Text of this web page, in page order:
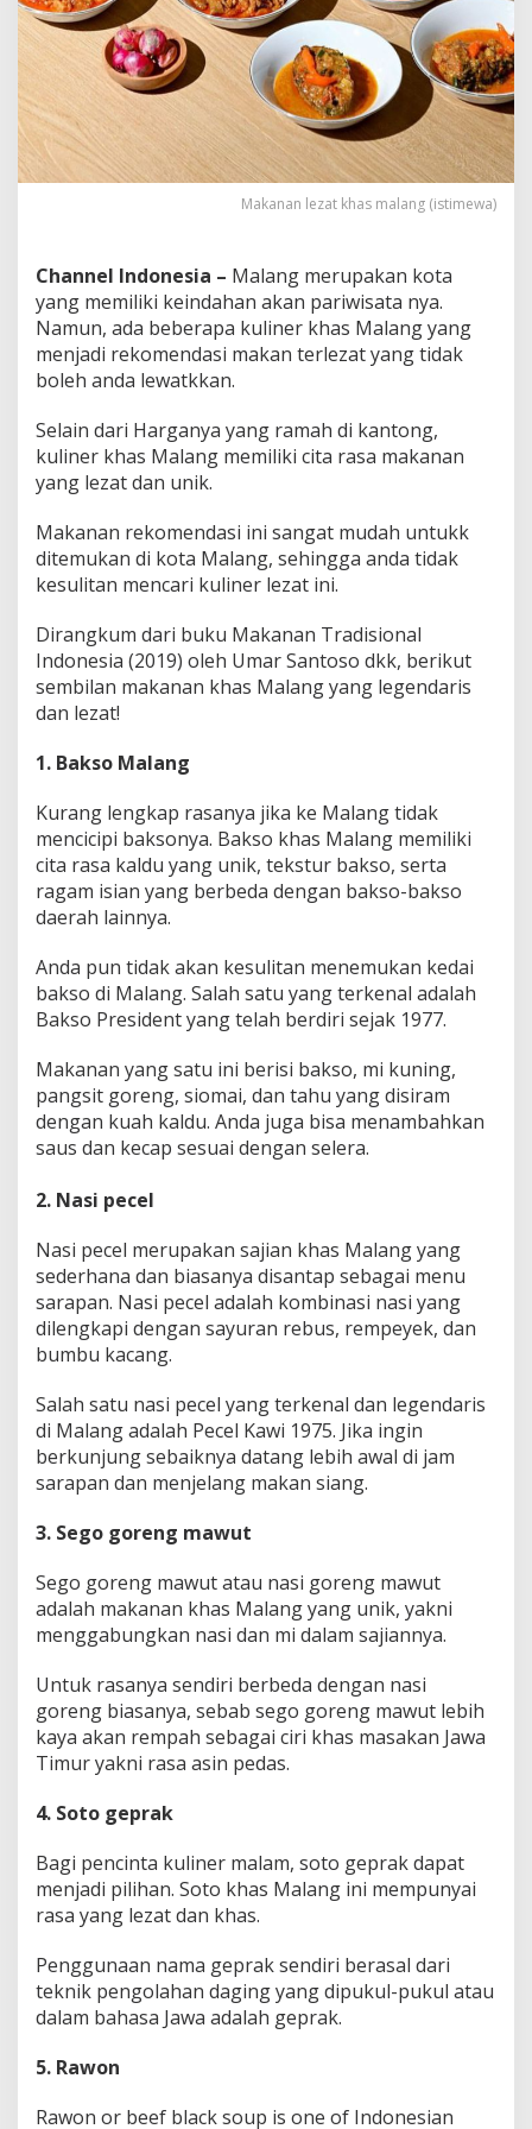
Makanan lezat khas malang (istimewa)
Channel Indonesia – Malang merupakan kota
yang memiliki keindahan akan pariwisata nya.
Namun, ada beberapa kuliner khas Malang yang
menjadi rekomendasi makan terlezat yang tidak
boleh anda lewatkkan.
Selain dari Harganya yang ramah di kantong,
kuliner khas Malang memiliki cita rasa makanan
yang lezat dan unik.
Makanan rekomendasi ini sangat mudah untukk
ditemukan di kota Malang, sehingga anda tidak
kesulitan mencari kuliner lezat ini.
Dirangkum dari buku Makanan Tradisional
Indonesia (2019) oleh Umar Santoso dkk, berikut
sembilan makanan khas Malang yang legendaris
dan lezat!
1. Bakso Malang
Kurang lengkap rasanya jika ke Malang tidak
mencicipi baksonya. Bakso khas Malang memiliki
cita rasa kaldu yang unik, tekstur bakso, serta
ragam isian yang berbeda dengan bakso-bakso
daerah lainnya.
Anda pun tidak akan kesulitan menemukan kedai
bakso di Malang. Salah satu yang terkenal adalah
Bakso President yang telah berdiri sejak 1977.
Makanan yang satu ini berisi bakso, mi kuning,
pangsit goreng, siomai, dan tahu yang disiram
dengan kuah kaldu. Anda juga bisa menambahkan
saus dan kecap sesuai dengan selera.
2. Nasi pecel
Nasi pecel merupakan sajian khas Malang yang
sederhana dan biasanya disantap sebagai menu
sarapan. Nasi pecel adalah kombinasi nasi yang
dilengkapi dengan sayuran rebus, rempeyek, dan
bumbu kacang.
Salah satu nasi pecel yang terkenal dan legendaris
di Malang adalah Pecel Kawi 1975. Jika ingin
berkunjung sebaiknya datang lebih awal di jam
sarapan dan menjelang makan siang.
3. Sego goreng mawut
Sego goreng mawut atau nasi goreng mawut
adalah makanan khas Malang yang unik, yakni
menggabungkan nasi dan mi dalam sajiannya.
Untuk rasanya sendiri berbeda dengan nasi
goreng biasanya, sebab sego goreng mawut lebih
kaya akan rempah sebagai ciri khas masakan Jawa
Timur yakni rasa asin pedas.
4. Soto geprak
Bagi pencinta kuliner malam, soto geprak dapat
menjadi pilihan. Soto khas Malang ini mempunyai
rasa yang lezat dan khas.
Penggunaan nama geprak sendiri berasal dari
teknik pengolahan daging yang dipukul-pukul atau
dalam bahasa Jawa adalah geprak.
5. Rawon
Rawon or beef black soup is one of Indonesian